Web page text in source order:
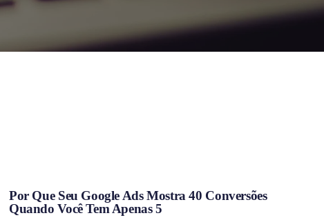
Por Que Seu Google Ads Mostra 40 Conversões
Quando Você Tem Apenas 5